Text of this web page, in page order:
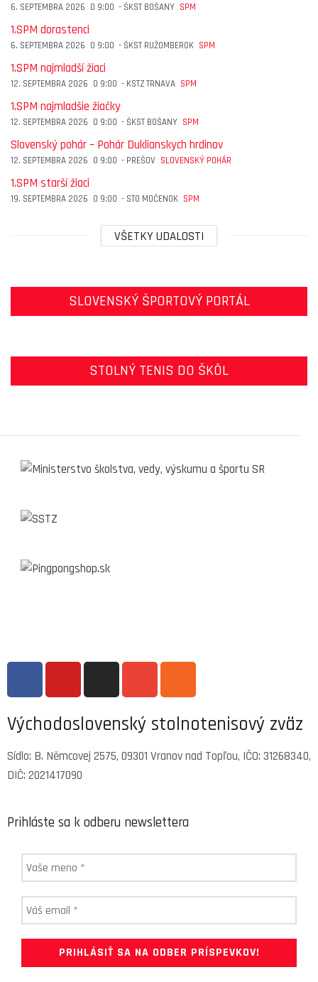
6. SEPTEMBRA 2026 O 9:00 - ŠKST BOŠANY SPM
1.SPM dorastenci
6. SEPTEMBRA 2026 O 9:00 - ŠKST RUŽOMBEROK SPM
1.SPM najmladší žiaci
12. SEPTEMBRA 2026 O 9:00 - KSTZ TRNAVA SPM
1.SPM najmladšie žiačky
12. SEPTEMBRA 2026 O 9:00 - ŠKST BOŠANY SPM
Slovenský pohár – Pohár Duklianskych hrdinov
12. SEPTEMBRA 2026 O 9:00 - PREŠOV SLOVENSKÝ POHÁR
1.SPM starší žiaci
19. SEPTEMBRA 2026 O 9:00 - STO MOČENOK SPM
VŠETKY UDALOSTI
SLOVENSKÝ ŠPORTOVÝ PORTÁL
STOLNÝ TENIS DO ŠKÔL
Východoslovenský stolnotenisový zväz
Sídlo: B. Němcovej 2575, 09301 Vranov nad Topľou, IČO: 31268340,
DIČ: 2021417090
Prihláste sa k odberu newslettera